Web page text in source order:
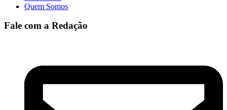
Quem Somos
Fale com a Redação